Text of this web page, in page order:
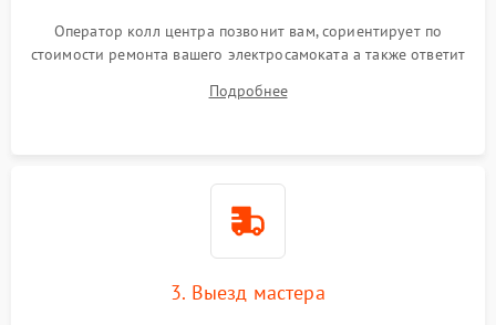
Оператор колл центра позвонит вам, сориентирует по
стоимости ремонта вашего электросамоката а также ответит
Подробнее
3. Выезд мастера